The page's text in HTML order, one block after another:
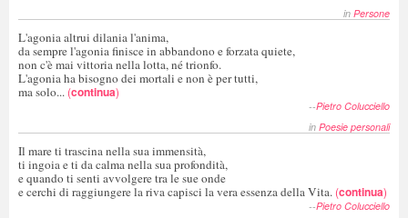
in Persone
L'agonia altrui dilania l'anima,
da sempre l'agonia finisce in abbandono e forzata quiete,
non c'è mai vittoria nella lotta, né trionfo.
L'agonia ha bisogno dei mortali e non è per tutti,
ma solo... (continua)
--Pietro Colucciello
in Poesie personali
Il mare ti trascina nella sua immensità,
ti ingoia e ti da calma nella sua profondità,
e quando ti senti avvolgere tra le sue onde
e cerchi di raggiungere la riva capisci la vera essenza della Vita. (continua)
--Pietro Colucciello